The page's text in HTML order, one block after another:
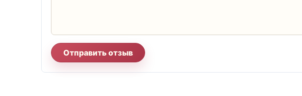
Отправить отзыв